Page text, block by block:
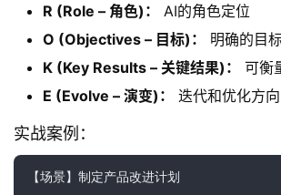
O
R (Role – 角色)：
AI的角色定位
O (Objectives – 目标)：
明确的目
K (Key Results – 关键结果)：
可衡
E (Evolve – 演变)：
迭代和优化方向
实战案例：
【场景】制定产品改进计划